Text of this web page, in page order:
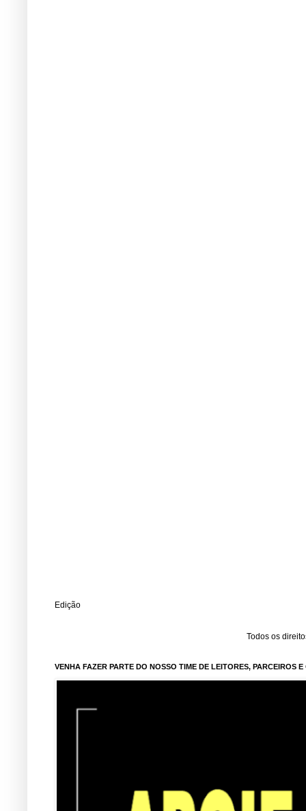
Edição
Todos os
VENHA FAZER PARTE DO NOSSO TIME DE LEITORES, PARCEIROS